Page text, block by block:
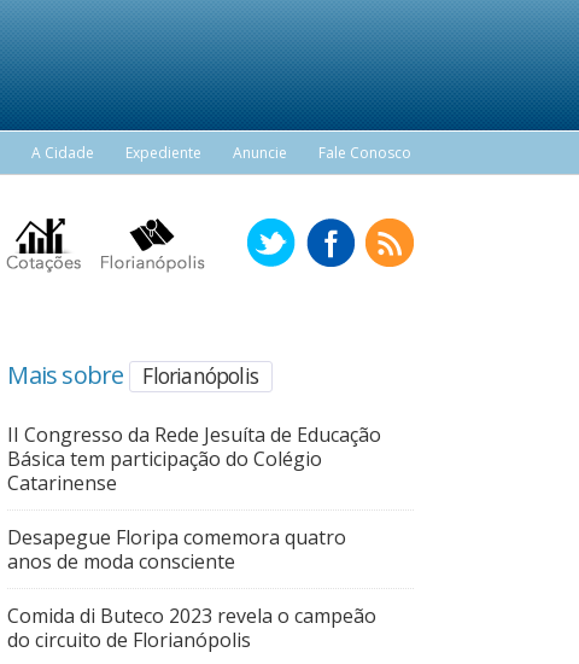
A Cidade Expediente Anuncie Fale Conosco
Mais sobre Florianópolis
II Congresso da Rede Jesuíta de Educação
Básica tem participação do Colégio
Catarinense
Desapegue Floripa comemora quatro
anos de moda consciente
Comida di Buteco 2023 revela o campeão
do circuito de Florianópolis